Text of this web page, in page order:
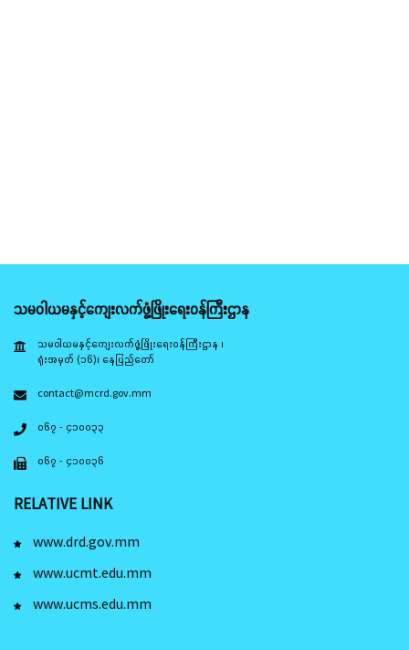
သမဝါယမနှင့်ကျေးလက်ဖွံ့ဖြိုးရေးဝန်ကြီးဌာန
သမဝါယမနှင့်ကျေးလက်ဖွံ့ဖြိုးရေးဝန်ကြီးဌာန ၊
ရုံးအမှတ် (၁၆)၊ နေပြည်တော်
contact@mcrd.gov.mm
၀၆၇ - ၄၁၀၀၃၃
၀၆၇ - ၄၁၀၀၃၆
RELATIVE LINK
www.drd.gov.mm
www.ucmt.edu.mm
www.ucms.edu.mm